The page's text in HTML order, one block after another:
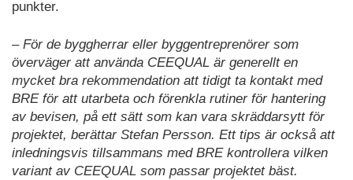
punkter.
– För de byggherrar eller byggentreprenörer som
överväger att använda CEEQUAL är generellt en
mycket bra rekommendation att tidigt ta kontakt med
BRE för att utarbeta och förenkla rutiner för hantering
av bevisen, på ett sätt som kan vara skräddarsytt för
projektet, berättar Stefan Persson. Ett tips är också att
inledningsvis tillsammans med BRE kontrollera vilken
variant av CEEQUAL som passar projektet bäst.